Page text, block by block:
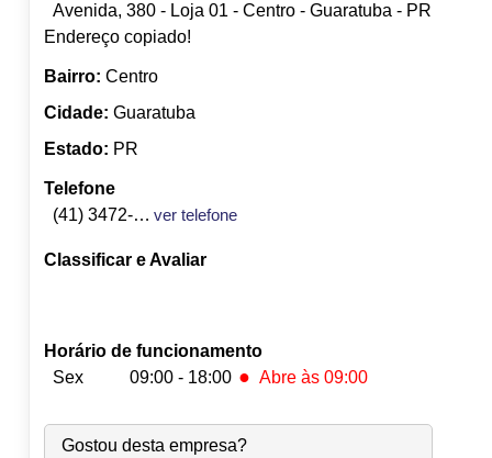
Avenida, 380 - Loja 01 - Centro - Guaratuba - PR
Endereço copiado!
Bairro: Centro
Cidade: Guaratuba
Estado: PR
Telefone
(41) 3472-1252
ver telefone
Classificar e Avaliar
Horário de funcionamento
Sex
09:00 - 18:00 ● Abre às 09:00
Seg: 09:00-18:00
Ter:
09:00-18:00
Gostou desta empresa?